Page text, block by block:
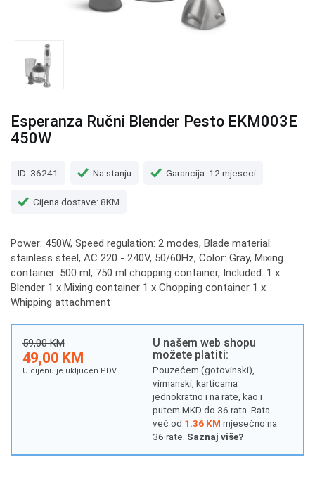
Esperanza Ručni Blender Pesto EKM003E
450W
ID: 36241 Na stanju Garancija: 12 mjeseci
Cijena dostave: 8KM
Power: 450W, Speed ​​regulation: 2 modes, Blade material:
stainless steel, AC 220 - 240V, 50/60Hz, Color: Gray, Mixing
container: 500 ml, 750 ml chopping container, Included: 1 x
Blender 1 x Mixing container 1 x Chopping container 1 x
Whipping attachment
59,00 KM
49,00 KM
U cijenu je uključen PDV
U našem web shopu
možete platiti:
Pouzećem (gotovinski),
virmanski, karticama
jednokratno i na rate, kao i
putem MKD do 36 rata. Rata
već od 1.36 KM mjesečno na
36 rate. Saznaj više?